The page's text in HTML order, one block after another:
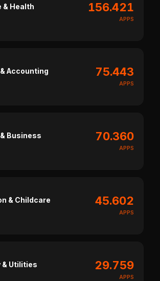
& Health 156.421
APPS
Accounting 75.443
APPS
Business 70.360
APPS
& Childcare 45.602
APPS
Utilities 29.759
APPS